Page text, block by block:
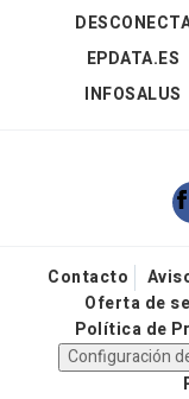
EPDATA.ES
INFOSALUS
Contacto
Oferta de
Política de
Configuración